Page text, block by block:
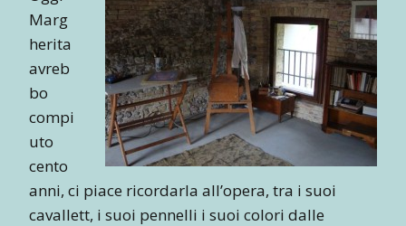
Marg
herita
avreb
bo
compi
uto
cento
anni, ci piace ricordarla all’opera, tra i suoi
cavallett, i suoi pennelli i suoi colori dalle